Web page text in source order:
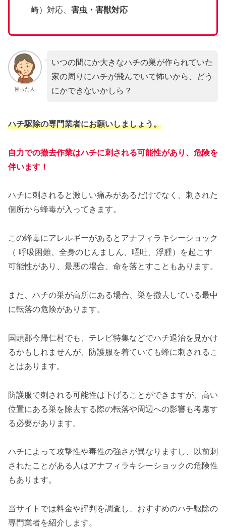
崎）対応、 害虫・害獣対応
困った人
いつの間にか大きなハチの巣が作られていた
家の周りにハチが飛んでいて怖いから、どう
にかできないかしら？
ハチ駆除の専門業者にお願いしましょう。
自力での撤去作業はハチに刺される可能性があり、危険を
伴います！
ハチに刺されると激しい痛みがあるだけでなく、刺された
個所から蜂毒が入ってきます。
この蜂毒にアレルギーがあるとアナフィラキシーショック
（ 呼吸困難、全身のじんましん、嘔吐、浮腫）を起こす
可能性があり、最悪の場合、命を落とすこともあります。
また、ハチの巣が高所にある場合、巣を撤去している最中
に転落の危険があります。
国頭郡今帰仁村でも、テレビ特集などでハチ退治を見かけ
るかもしれませんが、防護服を着ていても蜂に刺されるこ
とはあります。
防護服で刺される可能性は下げることができますが、高い
位置にある巣を除去する際の転落や周辺への影響も考慮す
る必要があります。
ハチによって攻撃性や毒性の強さが異なりますし、以前刺
されたことがある人はアナフィラキシーショックの危険性
もあります。
当サイトでは料金や評判を調査し、おすすめのハチ駆除の
専門業者を紹介します。